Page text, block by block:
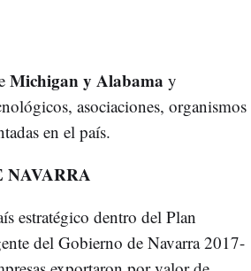
Michigan y Alabama y
asociaciones, organismos
en el país.
estratégico dentro del Plan
del Gobierno de Navarra 2017-